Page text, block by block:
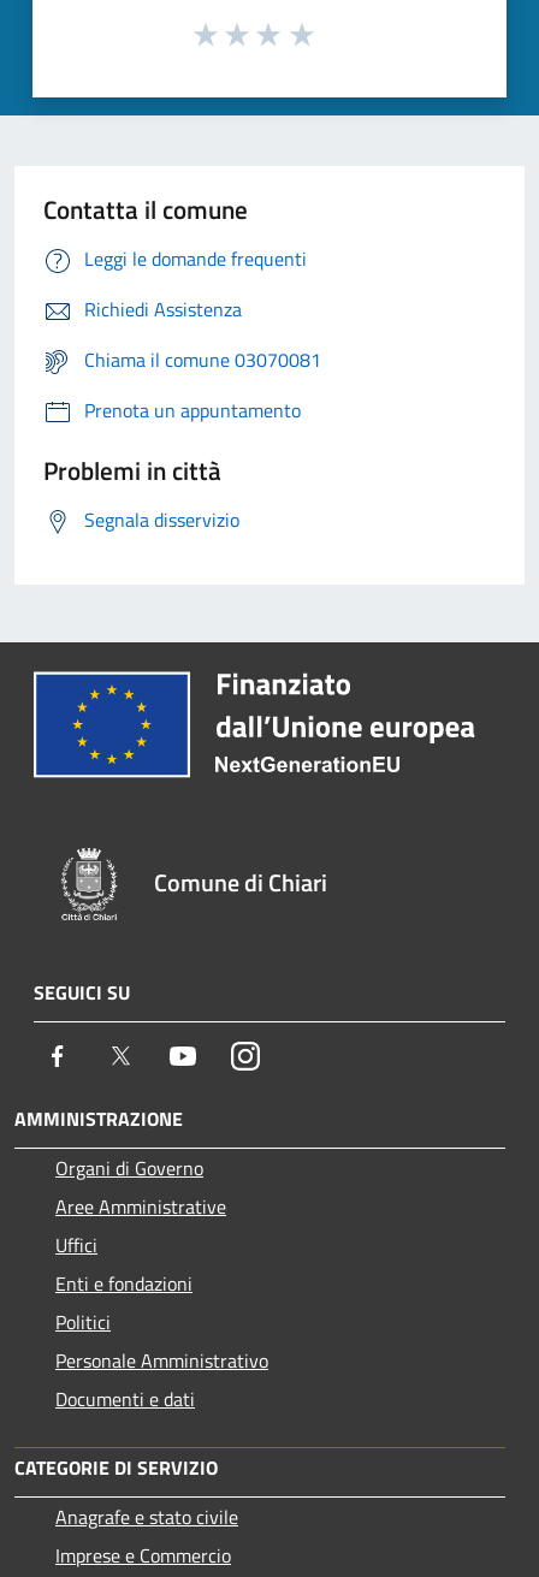
Contatta il comune
Leggi le domande frequenti
Richiedi Assistenza
Chiama il comune 03070081
Prenota un appuntamento
Problemi in città
Segnala disservizio
Comune di Chiari
SEGUICI SU
Facebook Twitter YoutubeInstagram
AMMINISTRAZIONE
Organi di Governo
Aree Amministrative
Uffici
Enti e fondazioni
Politici
Personale Amministrativo
Documenti e dati
CATEGORIE DI SERVIZIO
Anagrafe e stato civile
Imprese e Commercio